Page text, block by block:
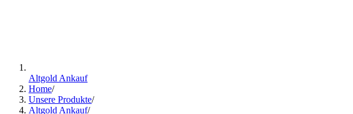
Altgold Ankauf
Home/
Unsere Produkte/
Altgold Ankauf/